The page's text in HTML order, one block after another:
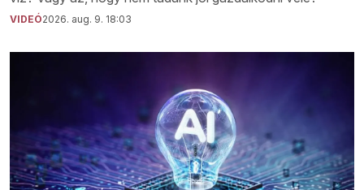
VIDEÓ2026. aug. 9. 18:03